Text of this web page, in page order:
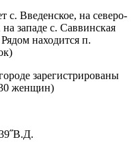
с. Введенское, на северо-
западе с. Саввинская
находится п.
зарегистрированы
женщин)